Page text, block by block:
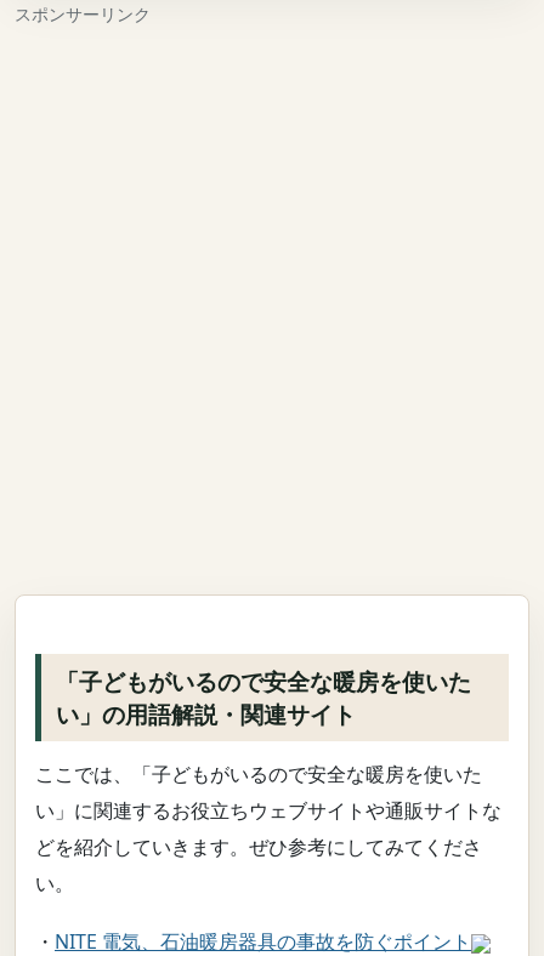
スポンサーリンク
「子どもがいるので安全な暖房を使いた
い」の用語解説・関連サイト
ここでは、「子どもがいるので安全な暖房を使いた
い」に関連するお役立ちウェブサイトや通販サイトな
どを紹介していきます。ぜひ参考にしてみてくださ
い。
・ NITE 電気、石油暖房器具の事故を防ぐポイント